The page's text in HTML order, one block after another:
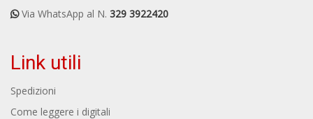
Via WhatsApp al N. 329 3922420
Link utili
Spedizioni
Come leggere i digitali